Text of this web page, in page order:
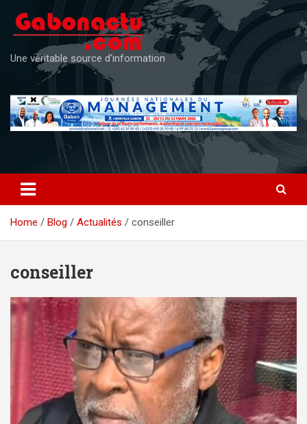
content
Une véritable source d'information
Home Blog Actualités conseiller
conseiller